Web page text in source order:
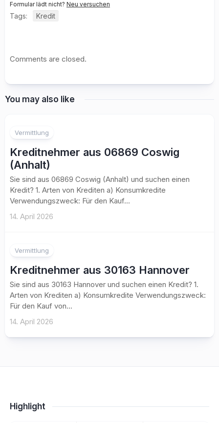
Formular lädt nicht? Neu versuchen
Tags: Kredit
Comments are closed.
You may also like
Vermittlung
Kreditnehmer aus 06869 Coswig
(Anhalt)
Sie sind aus 06869 Coswig (Anhalt) und suchen einen
Kredit? 1. Arten von Krediten a) Konsumkredite
Verwendungszweck: Für den Kauf...
14. April 2026
Vermittlung
Kreditnehmer aus 30163 Hannover
Sie sind aus 30163 Hannover und suchen einen Kredit? 1.
Arten von Krediten a) Konsumkredite Verwendungszweck:
Für den Kauf von...
14. April 2026
Highlight